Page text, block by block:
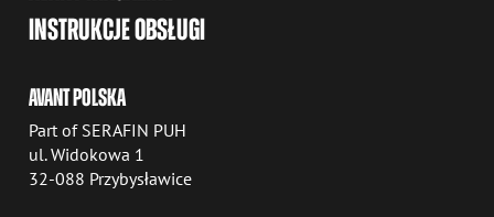
INSTRUKCJE OBSŁUGI
AVANT POLSKA
Part of SERAFIN PUH
ul. Widokowa 1
32-088 Przybysławice